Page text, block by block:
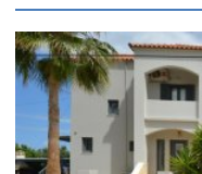
Μονοκατοικία με πισίνα προς